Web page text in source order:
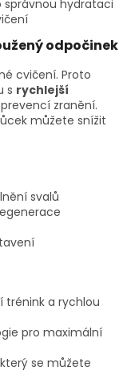
správnou hydrataci
odpočinek
cvičení. Proto
s rychlejší
zranění.
můžete snížit
svalů
trénink a rychlou
pro maximální
se můžete